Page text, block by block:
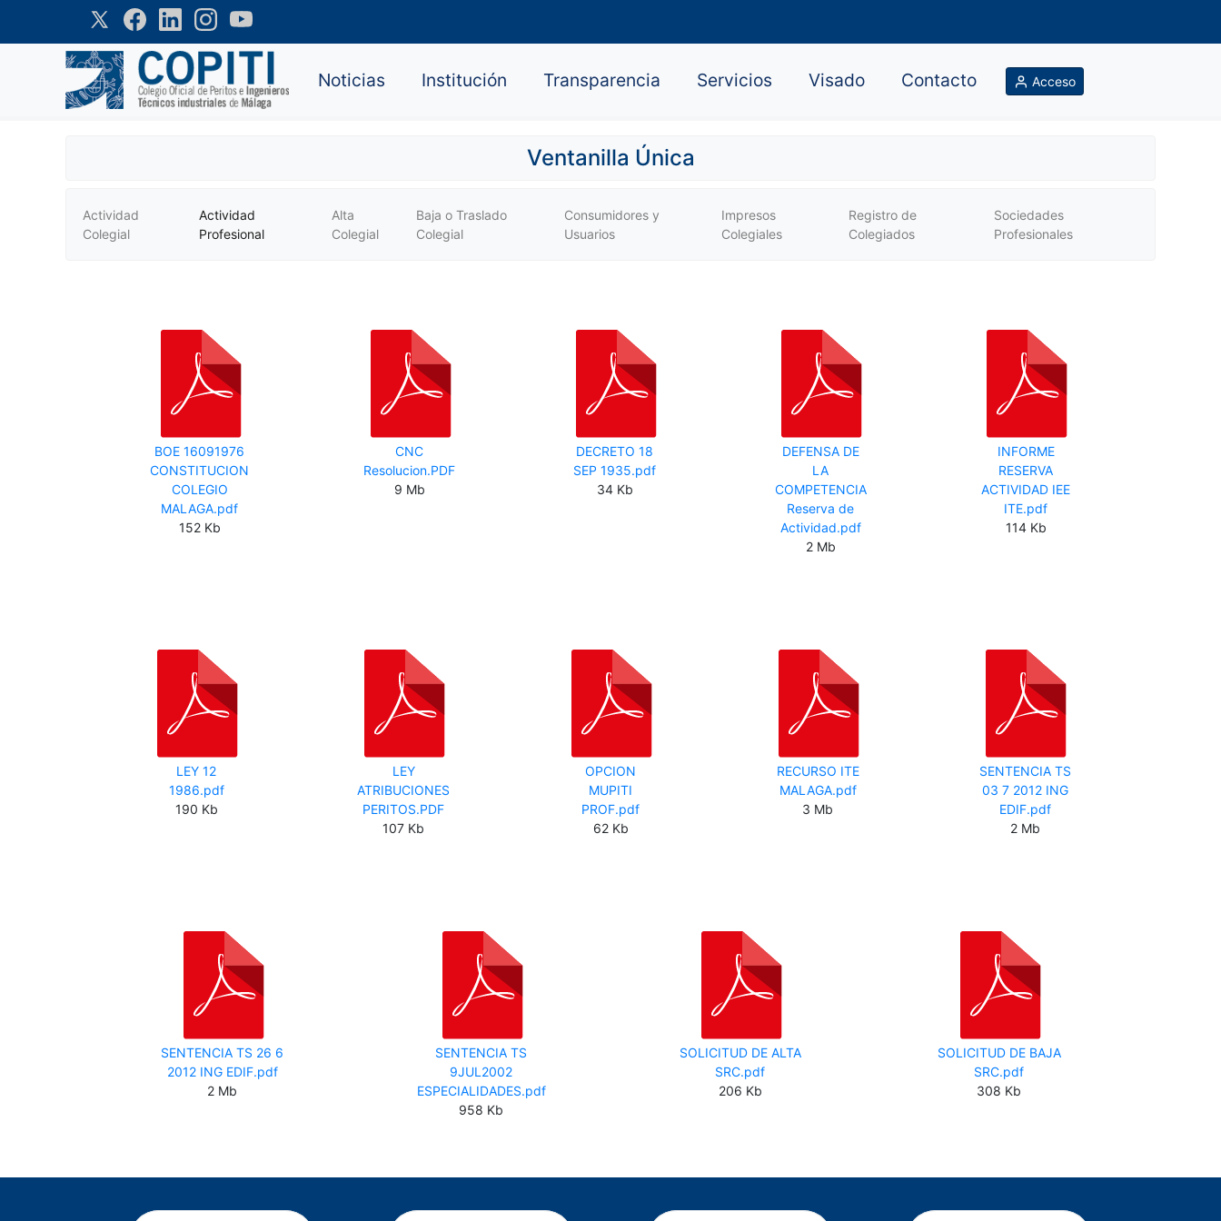
Noticias Institución Transparencia Servicios Visado Contacto Acceso
Ventanilla Única
Actividad
Colegial
Actividad
Profesional
Alta
Colegial
Baja o Traslado
Colegial
Consumidores y
Usuarios
Impresos
Colegiales
Registro de
Colegiados
Sociedades
Profesionales
BOE 16091976
CONSTITUCION
COLEGIO
MALAGA.pdf
152 Kb
CNC
Resolucion.PDF
9 Mb
DECRETO 18
SEP 1935.pdf
34 Kb
DEFENSA DE
LA
COMPETENCIA
Reserva de
Actividad.pdf
2 Mb
INFORME
RESERVA
ACTIVIDAD IEE
ITE.pdf
114 Kb
LEY 12
1986.pdf
190 Kb
LEY
ATRIBUCIONES
PERITOS.PDF
107 Kb
OPCION
MUPITI
PROF.pdf
62 Kb
RECURSO ITE
MALAGA.pdf
3 Mb
SENTENCIA TS
03 7 2012 ING
EDIF.pdf
2 Mb
SENTENCIA TS 26 6
2012 ING EDIF.pdf
2 Mb
SENTENCIA TS
9JUL2002
ESPECIALIDADES.pdf
958 Kb
SOLICITUD DE ALTA
SRC.pdf
206 Kb
SOLICITUD DE BAJA
SRC.pdf
308 Kb